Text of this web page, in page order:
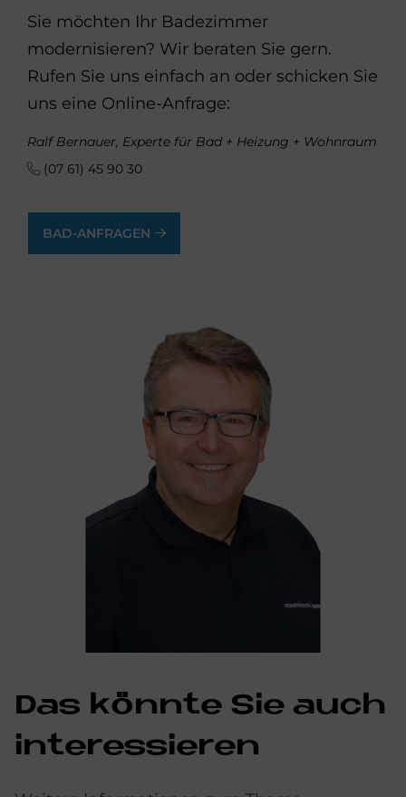
Sie möchten Ihr Badezimmer
modernisieren? Wir beraten Sie gern.
Rufen Sie uns einfach an oder schicken Sie
uns eine Online-Anfrage:
Ralf Bernauer, Experte für Bad + Heizung + Wohnraum
(07 61) 45 90 30
BAD-ANFRAGEN
Das könnte Sie auch
interessieren